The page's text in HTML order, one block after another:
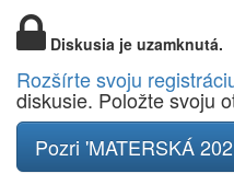
Diskusia je uzamknutá.
Rozšírte svoju
diskusie. Položte svoju
Pozri 'MATERSKÁ